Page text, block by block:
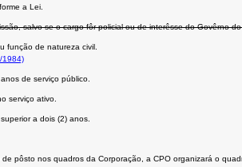
a Lei.
salvo se o cargo fôr policial ou de interêsse do Govêrno
função de natureza civil.
1984)
de serviço público.
serviço ativo.
a dois (2) anos.
pôsto nos quadros da Corporação, a CPO organizará o